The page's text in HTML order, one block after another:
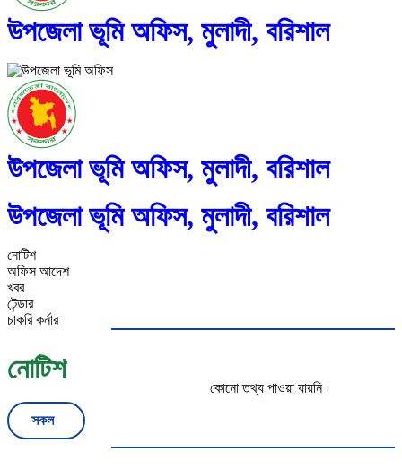
উপজেলা ভূমি অফিস, মুলাদী, বরিশাল
উপজেলা ভূমি অফিস, মুলাদী, বরিশাল
উপজেলা ভূমি অফিস, মুলাদী, বরিশাল
নোটিশ
অফিস আদেশ
খবর
টেন্ডার
চাকরি কর্নার
নোটিশ
সকল
কোনো তথ্য পাওয়া যায়নি।